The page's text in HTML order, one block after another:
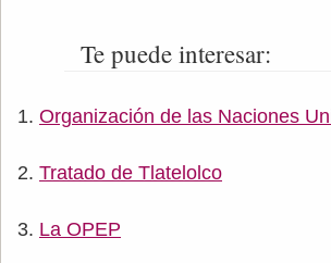
Te puede interesar:
Organización de las Naciones
Tratado de Tlatelolco
La OPEP